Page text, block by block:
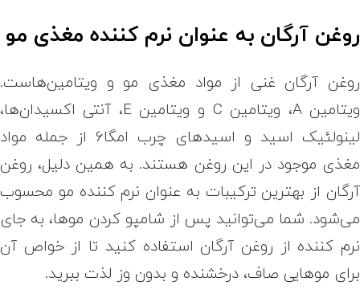
روغن آرگان به عنوان نرم کننده مغذی مو
روغن آرگان غنی از مواد مغذی مو و ویتامین‌هاست.
ویتامین A، ویتامین C و ویتامین E، آنتی اکسیدان‌ها،
لینولئیک اسید و اسید‌های چرب امگا۶ از جمله مواد
مغذی موجود در این روغن هستند. به همین دلیل، روغن
آرگان از بهترین ترکیبات به عنوان نرم کننده مو محسوب
می‌شود. شما می‌توانید پس از شامپو کردن موها، به جای
نرم کننده از روغن آرگان استفاده کنید تا از خواص آن
برای موهایی صاف، درخشنده و بدون وز لذت ببرید.